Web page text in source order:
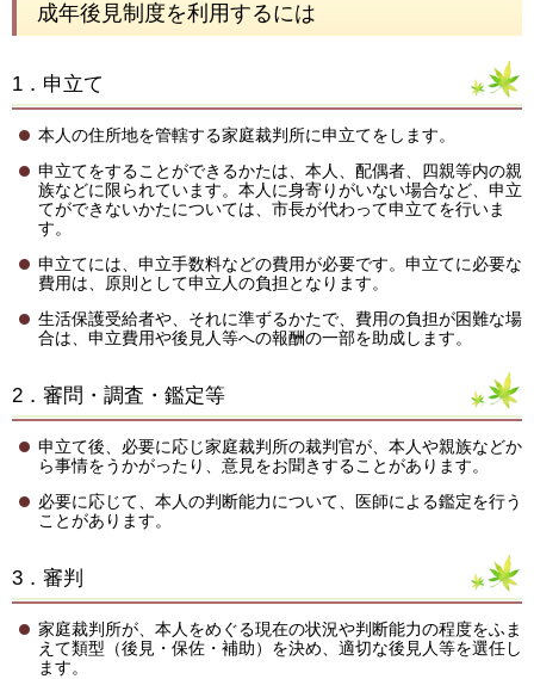
成年後見制度を利用するには
1．申立て
本人の住所地を管轄する家庭裁判所に申立てをします。
申立てをすることができるかたは、本人、配偶者、四親等内の親
族などに限られています。本人に身寄りがいない場合など、申立
てができないかたについては、市長が代わって申立てを行いま
す。
申立てには、申立手数料などの費用が必要です。申立てに必要な
費用は、原則として申立人の負担となります。
生活保護受給者や、それに準ずるかたで、費用の負担が困難な場
合は、申立費用や後見人等への報酬の一部を助成します。
2．審問・調査・鑑定等
申立て後、必要に応じ家庭裁判所の裁判官が、本人や親族などか
ら事情をうかがったり、意見をお聞きすることがあります。
必要に応じて、本人の判断能力について、医師による鑑定を行う
ことがあります。
3．審判
家庭裁判所が、本人をめぐる現在の状況や判断能力の程度をふま
えて類型（後見・保佐・補助）を決め、適切な後見人等を選任し
ます。